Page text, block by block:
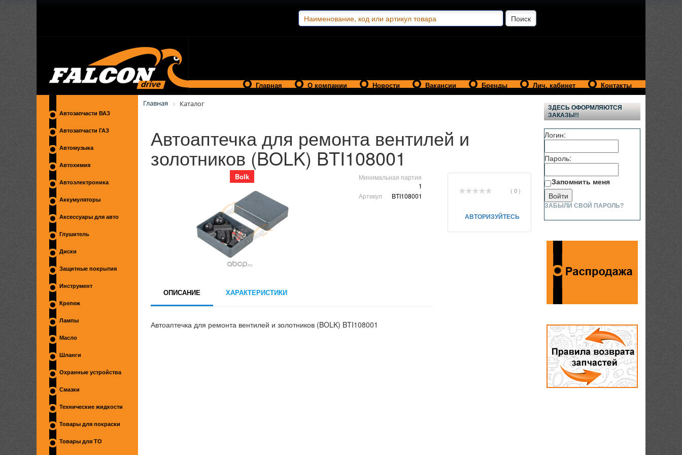
Главная О компании Новости Вакансии Бренды Лич. кабинет Контакты
Автозапчасти ВАЗ
Автозапчасти ГАЗ
Автомузыка
Автохимия
Автоэлектроника
Аккумуляторы
Аксессуары для авто
Глушитель
Диски
Защитные покрытия
Инструмент
Крепеж
Лампы
Масло
Шланги
Охранные устройства
Смазки
Технические жидкости
Товары для покраски
Товары для ТО
Главная Каталог
Автоаптечка для ремонта вентилей и
золотников (BOLK) BTI108001
Bolk
Минимальная партия
1
Артикул
BTI108001
( 0 )
АВТОРИЗУЙТЕСЬ
ОПИСАНИЕ ХАРАКТЕРИСТИКИ
Автоаптечка для ремонта вентилей и золотников (BOLK) BTI108001
ЗДЕСЬ ОФОРМЛЯЮТСЯ
ЗАКАЗЫ!!
Логин:
Пароль:
Запомнить меня
ЗАБЫЛИ СВОЙ ПАРОЛЬ?